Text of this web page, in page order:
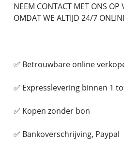
NEEM CONTACT MET ONS OP
OMDAT WE ALTIJD 24/7
✅ Betrouwbare online
✅ Expresslevering binnen 1
✅ Kopen zonder bon
✅ Bankoverschrijving, Paypal